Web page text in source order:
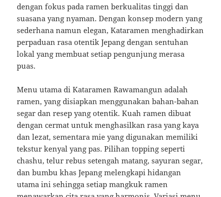
dengan fokus pada ramen berkualitas tinggi dan
suasana yang nyaman. Dengan konsep modern yang
sederhana namun elegan, Kataramen menghadirkan
perpaduan rasa otentik Jepang dengan sentuhan
lokal yang membuat setiap pengunjung merasa
puas.
Menu utama di Kataramen Rawamangun adalah
ramen, yang disiapkan menggunakan bahan-bahan
segar dan resep yang otentik. Kuah ramen dibuat
dengan cermat untuk menghasilkan rasa yang kaya
dan lezat, sementara mie yang digunakan memiliki
tekstur kenyal yang pas. Pilihan topping seperti
chashu, telur rebus setengah matang, sayuran segar,
dan bumbu khas Jepang melengkapi hidangan
utama ini sehingga setiap mangkuk ramen